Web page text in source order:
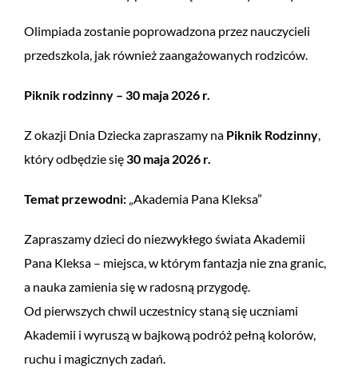
Olimpiada zostanie poprowadzona przez nauczycieli
przedszkola, jak również zaangażowanych rodziców.
Piknik rodzinny – 30 maja 2026 r.
Z okazji Dnia Dziecka zapraszamy na Piknik Rodzinny,
który odbędzie się30 maja 2026 r.
Temat przewodni: „Akademia Pana Kleksa”
Zapraszamy dzieci do niezwykłego świata Akademii
Pana Kleksa – miejsca, w którym fantazja nie zna granic,
a nauka zamienia się w radosną przygodę.
Od pierwszych chwil uczestnicy staną się uczniami
Akademii i wyruszą w bajkową podróż pełną kolorów,
ruchu i magicznych zadań.